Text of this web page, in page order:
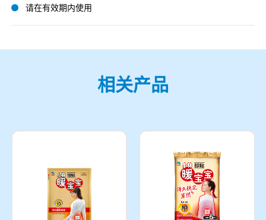
请在有效期内使用
相关产品